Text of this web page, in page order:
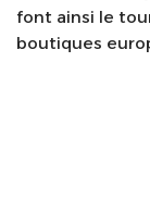
font ainsi le
boutiques